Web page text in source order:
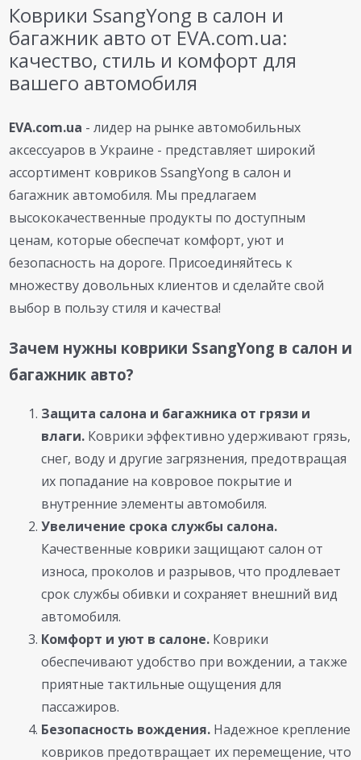
Коврики SsangYong в салон и
багажник авто от EVA.com.ua:
качество, стиль и комфорт для
вашего автомобиля
EVA.com.ua - лидер на рынке автомобильных
аксессуаров в Украине - представляет широкий
ассортимент ковриков SsangYong в салон и
багажник автомобиля. Мы предлагаем
высококачественные продукты по доступным
ценам, которые обеспечат комфорт, уют и
безопасность на дороге. Присоединяйтесь к
множеству довольных клиентов и сделайте свой
выбор в пользу стиля и качества!
Зачем нужны коврики SsangYong в салон и
багажник авто?
Защита салона и багажника от грязи и
влаги. Коврики эффективно удерживают грязь,
снег, воду и другие загрязнения, предотвращая
их попадание на ковровое покрытие и
внутренние элементы автомобиля.
Увеличение срока службы салона.
Качественные коврики защищают салон от
износа, проколов и разрывов, что продлевает
срок службы обивки и сохраняет внешний вид
автомобиля.
Комфорт и уют в салоне. Коврики
обеспечивают удобство при вождении, а также
приятные тактильные ощущения для
пассажиров.
Безопасность вождения. Надежное крепление
ковриков предотвращает их перемещение, что